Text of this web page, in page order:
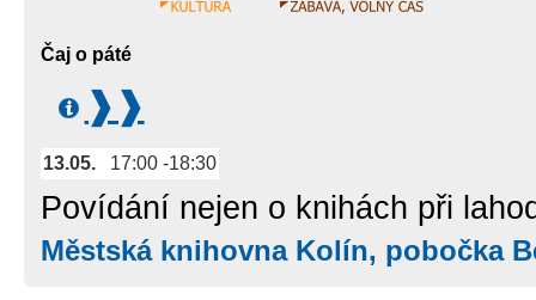
Čaj o páté
13.05. 17:00 18:30
Povídání nejen o knihách při
Městská knihovna Kolín, pobočka